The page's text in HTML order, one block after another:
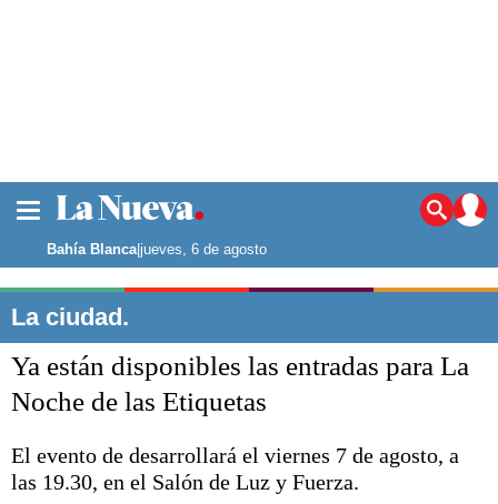
Noticias
La ciudad
Punta Alta
El mundo
Deportes
Escenario Olímpico
Liga del Sur
Bahía Blanca|jueves, 6 de agosto
La ciudad.
Ya están disponibles las entradas para La
Noche de las Etiquetas
El evento de desarrollará el viernes 7 de agosto, a
las 19.30, en el Salón de Luz y Fuerza.